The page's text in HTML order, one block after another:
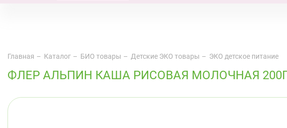
Главная Каталог БИО товары Детские ЭКО товары ЭКО детское питание
ФЛЕР АЛЬПИН КАША РИСОВАЯ МОЛОЧНАЯ